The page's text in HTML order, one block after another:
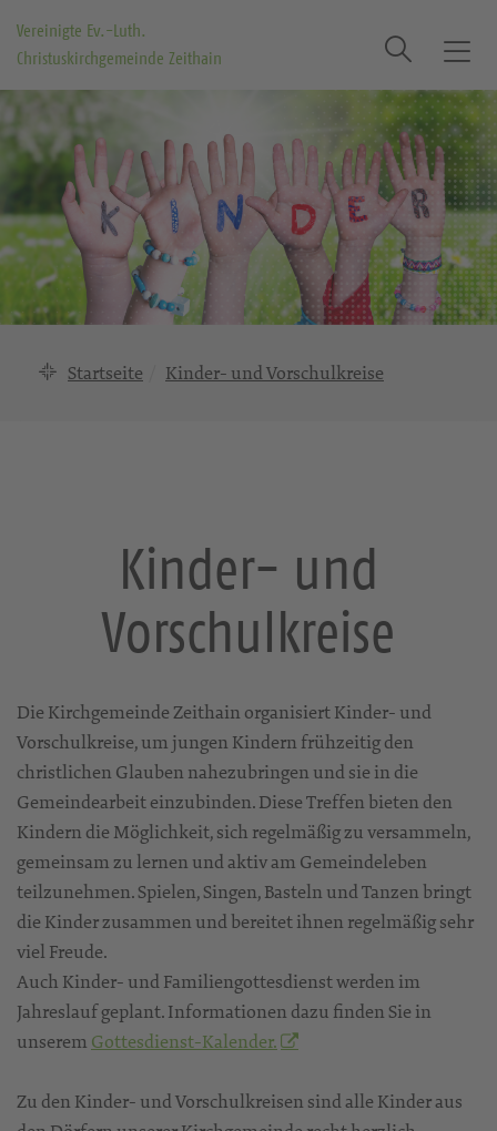
Vereinigte Ev.-Luth.
Christuskirchgemeinde Zeithain
T
o
g
g
l
e
n
a
v
i
g
Suche
Startseite Kinder- und Vorschulkreise
Kinder- und
Vorschulkreise
Die Kirchgemeinde Zeithain organisiert Kinder- und
Vorschulkreise, um jungen Kindern frühzeitig den
christlichen Glauben nahezubringen und sie in die
Gemeindearbeit einzubinden. Diese Treffen bieten den
Kindern die Möglichkeit, sich regelmäßig zu versammeln,
gemeinsam zu lernen und aktiv am Gemeindeleben
teilzunehmen. Spielen, Singen, Basteln und Tanzen bringt
die Kinder zusammen und bereitet ihnen regelmäßig sehr
viel Freude.
Auch Kinder- und Familiengottesdienst werden im
Jahreslauf geplant. Informationen dazu finden Sie in
unserem Gottesdienst-Kalender.
Zu den Kinder- und Vorschulkreisen sind alle Kinder aus